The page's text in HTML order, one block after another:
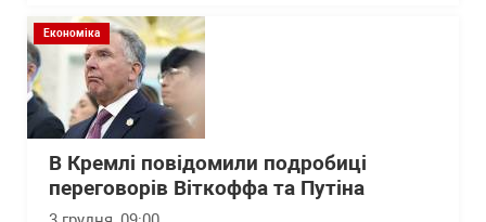
Економіка
В Кремлі повідомили подробиці
переговорів Віткоффа та Путіна